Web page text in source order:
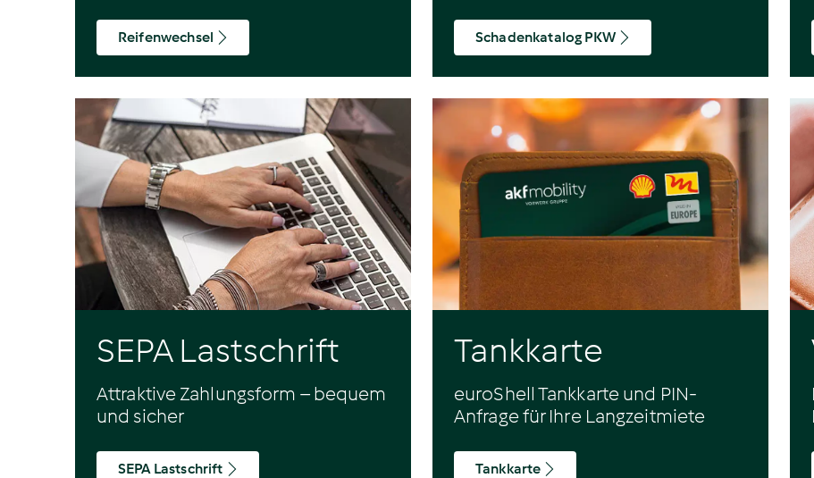
Reifenwechsel Schadenkatalog PKW
SEPA Lastschrift
Attraktive Zahlungsform – bequem
und sicher
SEPA Lastschrift
Tankkarte
euroShell Tankkarte und PIN-
Anfrage für Ihre Langzeitmiete
Tankkarte